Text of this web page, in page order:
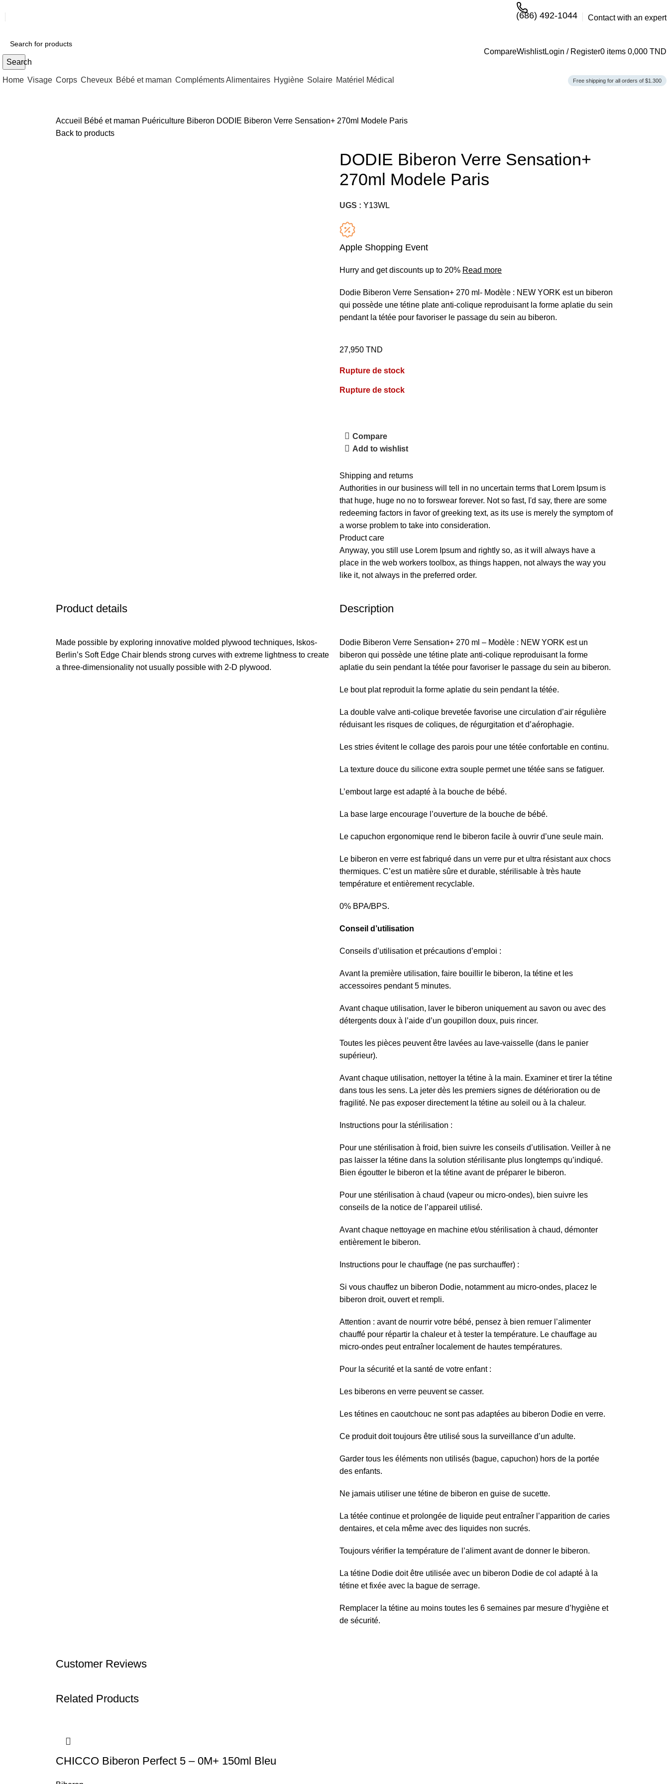
(686) 492-1044 Contact with an expert
Search
CompareWishlistLogin / Register0 items 0,000 TND
Home Visage Corps Cheveux Bébé et maman Compléments Alimentaires Hygiène Solaire Matériel Médical Free shipping for all orders of $1.300
Accueil Bébé et maman Puériculture Biberon DODIE Biberon Verre Sensation+ 270ml Modele Paris
Back to products
DODIE Biberon Verre Sensation+
270ml Modele Paris
UGS : Y13WL
Apple Shopping Event
Hurry and get discounts up to 20% Read more
Dodie Biberon Verre Sensation+ 270 ml- Modèle : NEW YORK est un biberon
qui possède une tétine plate anti-colique reproduisant la forme aplatie du sein
pendant la tétée pour favoriser le passage du sein au biberon.
27,950 TND
Rupture de stock
Rupture de stock
Compare
Add to wishlist
Shipping and returns
Authorities in our business will tell in no uncertain terms that Lorem Ipsum is
that huge, huge no no to forswear forever. Not so fast, I'd say, there are some
redeeming factors in favor of greeking text, as its use is merely the symptom of
a worse problem to take into consideration.
Product care
Anyway, you still use Lorem Ipsum and rightly so, as it will always have a
place in the web workers toolbox, as things happen, not always the way you
like it, not always in the preferred order.
Product details
Made possible by exploring innovative molded plywood techniques, Iskos-
Berlin’s Soft Edge Chair blends strong curves with extreme lightness to create
a three-dimensionality not usually possible with 2-D plywood.
Description
Dodie Biberon Verre Sensation+ 270 ml – Modèle : NEW YORK est un
biberon qui possède une tétine plate anti-colique reproduisant la forme
aplatie du sein pendant la tétée pour favoriser le passage du sein au biberon.
Le bout plat reproduit la forme aplatie du sein pendant la tétée.
La double valve anti-colique brevetée favorise une circulation d’air régulière
réduisant les risques de coliques, de régurgitation et d’aérophagie.
Les stries évitent le collage des parois pour une tétée confortable en continu.
La texture douce du silicone extra souple permet une tétée sans se fatiguer.
L’embout large est adapté à la bouche de bébé.
La base large encourage l’ouverture de la bouche de bébé.
Le capuchon ergonomique rend le biberon facile à ouvrir d’une seule main.
Le biberon en verre est fabriqué dans un verre pur et ultra résistant aux chocs
thermiques. C’est un matière sûre et durable, stérilisable à très haute
température et entièrement recyclable.
0% BPA/BPS.
Conseil d’utilisation
Conseils d’utilisation et précautions d’emploi :
Avant la première utilisation, faire bouillir le biberon, la tétine et les
accessoires pendant 5 minutes.
Avant chaque utilisation, laver le biberon uniquement au savon ou avec des
détergents doux à l’aide d’un goupillon doux, puis rincer.
Toutes les pièces peuvent être lavées au lave-vaisselle (dans le panier
supérieur).
Avant chaque utilisation, nettoyer la tétine à la main. Examiner et tirer la tétine
dans tous les sens. La jeter dès les premiers signes de détérioration ou de
fragilité. Ne pas exposer directement la tétine au soleil ou à la chaleur.
Instructions pour la stérilisation :
Pour une stérilisation à froid, bien suivre les conseils d’utilisation. Veiller à ne
pas laisser la tétine dans la solution stérilisante plus longtemps qu’indiqué.
Bien égoutter le biberon et la tétine avant de préparer le biberon.
Pour une stérilisation à chaud (vapeur ou micro-ondes), bien suivre les
conseils de la notice de l’appareil utilisé.
Avant chaque nettoyage en machine et/ou stérilisation à chaud, démonter
entièrement le biberon.
Instructions pour le chauffage (ne pas surchauffer) :
Si vous chauffez un biberon Dodie, notamment au micro-ondes, placez le
biberon droit, ouvert et rempli.
Attention : avant de nourrir votre bébé, pensez à bien remuer l’alimenter
chauffé pour répartir la chaleur et à tester la température. Le chauffage au
micro-ondes peut entraîner localement de hautes températures.
Pour la sécurité et la santé de votre enfant :
Les biberons en verre peuvent se casser.
Les tétines en caoutchouc ne sont pas adaptées au biberon Dodie en verre.
Ce produit doit toujours être utilisé sous la surveillance d’un adulte.
Garder tous les éléments non utilisés (bague, capuchon) hors de la portée
des enfants.
Ne jamais utiliser une tétine de biberon en guise de sucette.
La tétée continue et prolongée de liquide peut entraîner l’apparition de caries
dentaires, et cela même avec des liquides non sucrés.
Toujours vérifier la température de l’aliment avant de donner le biberon.
La tétine Dodie doit être utilisée avec un biberon Dodie de col adapté à la
tétine et fixée avec la bague de serrage.
Remplacer la tétine au moins toutes les 6 semaines par mesure d’hygiène et
de sécurité.
Customer Reviews
Related Products
CHICCO Biberon Perfect 5 – 0M+ 150ml Bleu